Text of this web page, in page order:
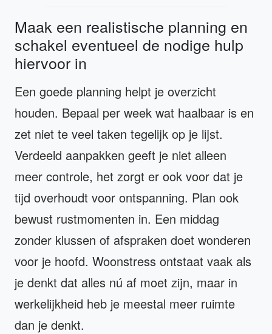
Maak een realistische planning en
schakel eventueel de nodige hulp
hiervoor in
Een goede planning helpt je overzicht
houden. Bepaal per week wat haalbaar is en
zet niet te veel taken tegelijk op je lijst.
Verdeeld aanpakken geeft je niet alleen
meer controle, het zorgt er ook voor dat je
tijd overhoudt voor ontspanning. Plan ook
bewust rustmomenten in. Een middag
zonder klussen of afspraken doet wonderen
voor je hoofd. Woonstress ontstaat vaak als
je denkt dat alles nú af moet zijn, maar in
werkelijkheid heb je meestal meer ruimte
dan je denkt.